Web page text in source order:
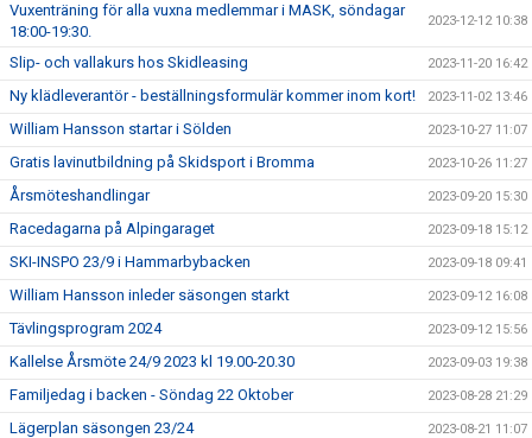
Vuxenträning för alla vuxna medlemmar i MASK, söndagar
18:00-19:30.
2023-12-12 10:38
Slip- och vallakurs hos Skidleasing 2023-11-20 16:42
Ny klädleverantör - beställningsformulär kommer inom kort! 2023-11-02 13:46
William Hansson startar i Sölden 2023-10-27 11:07
Gratis lavinutbildning på Skidsport i Bromma 2023-10-26 11:27
Årsmöteshandlingar 2023-09-20 15:30
Racedagarna på Alpingaraget 2023-09-18 15:12
SKI-INSPO 23/9 i Hammarbybacken 2023-09-18 09:41
William Hansson inleder säsongen starkt 2023-09-12 16:08
Tävlingsprogram 2024 2023-09-12 15:56
Kallelse Årsmöte 24/9 2023 kl 19.00-20.30 2023-09-03 19:38
Familjedag i backen - Söndag 22 Oktober 2023-08-28 21:29
Lägerplan säsongen 23/24 2023-08-21 11:07